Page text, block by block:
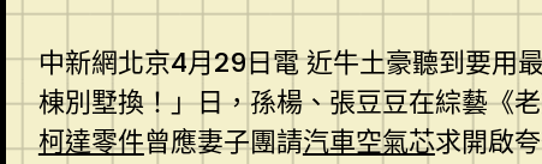
中新網北京4月29日電 近牛土豪聽到要用
棟別墅換！」日，孫楊、張豆豆在綜藝《
柯達零件曾應妻子團請汽車空氣芯求開啟